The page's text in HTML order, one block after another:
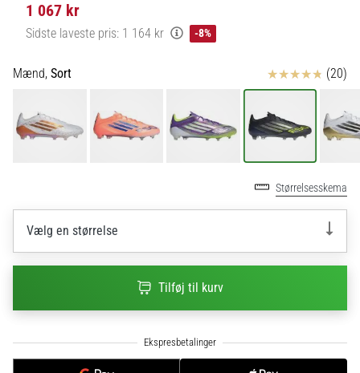
1 min. Læsning
for
More
Gør
dig
EM
2025
med
officielle
fra
Nike,
1 067 kr
Sidste laveste pris: 1 164 kr -8%
Mænd, Sort Anmeldelser (20)
Størrelsesskema
Vælg en størrelse
Tilføj til kurv